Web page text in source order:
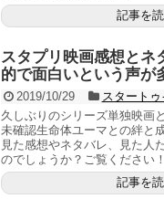
記事を
スタプリ映画感想とネ
的で面白いという声が
2019/10/29
スタート
久しぶりのシリーズ単独映画
未確認生命体ユーマとの絆と
見た感想やネタバレ、見た人
のでしょうか？ご覧ください！
記事を